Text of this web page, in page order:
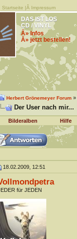
Startseite |Â Impressum
DAS IST LOS
CD / VINYL
Â» Infos
Â» jetzt bestellen!
Herbert Grönemeyer Forum»
Der User nach mir...
Bilderalben Hilfe
18.02.2009, 12:51
für JEDEN